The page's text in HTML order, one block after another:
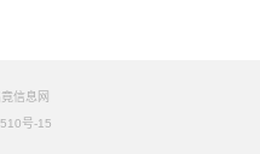
信息网
号-15